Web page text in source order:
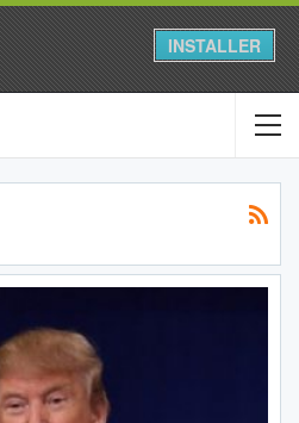
INSTALLER